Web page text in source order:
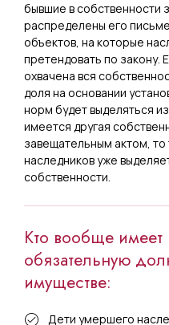
бывшие в собственности
распределены его
объектов, на которые
претендовать по закону.
охвачена вся
доля на основании
норм будет выделяться
имеется другая
завещательным актом, то
наследников уже
собственности.
Кто вообще имеет
обязательную
имуществе:
Дети умершего